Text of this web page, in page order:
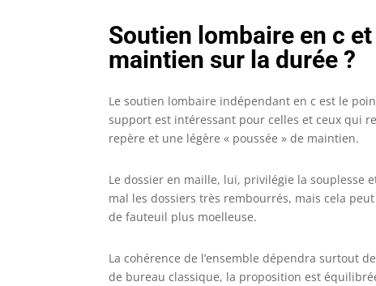
Soutien lombaire en c
maintien sur la durée ?
Le soutien lombaire indépendant en c est le
support est intéressant pour celles et ceux qui
repère et une légère « poussée » de maintien.
Le dossier en maille, lui, privilégie la
mal les dossiers très rembourrés, mais cela
de fauteuil plus moelleuse.
La cohérence de l’ensemble dépendra surtout
de bureau classique, la proposition est